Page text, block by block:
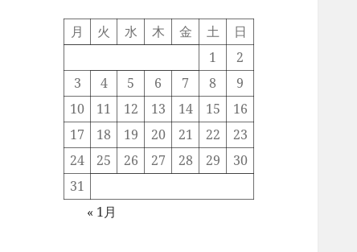
月 火 水 木 金 土
日
1
2
3
4 5 6 7 8
9
10
11 12 13 14 15
16
17
18 19 20 21 22
23
24
25 26 27 28 29
30
31
« 1月